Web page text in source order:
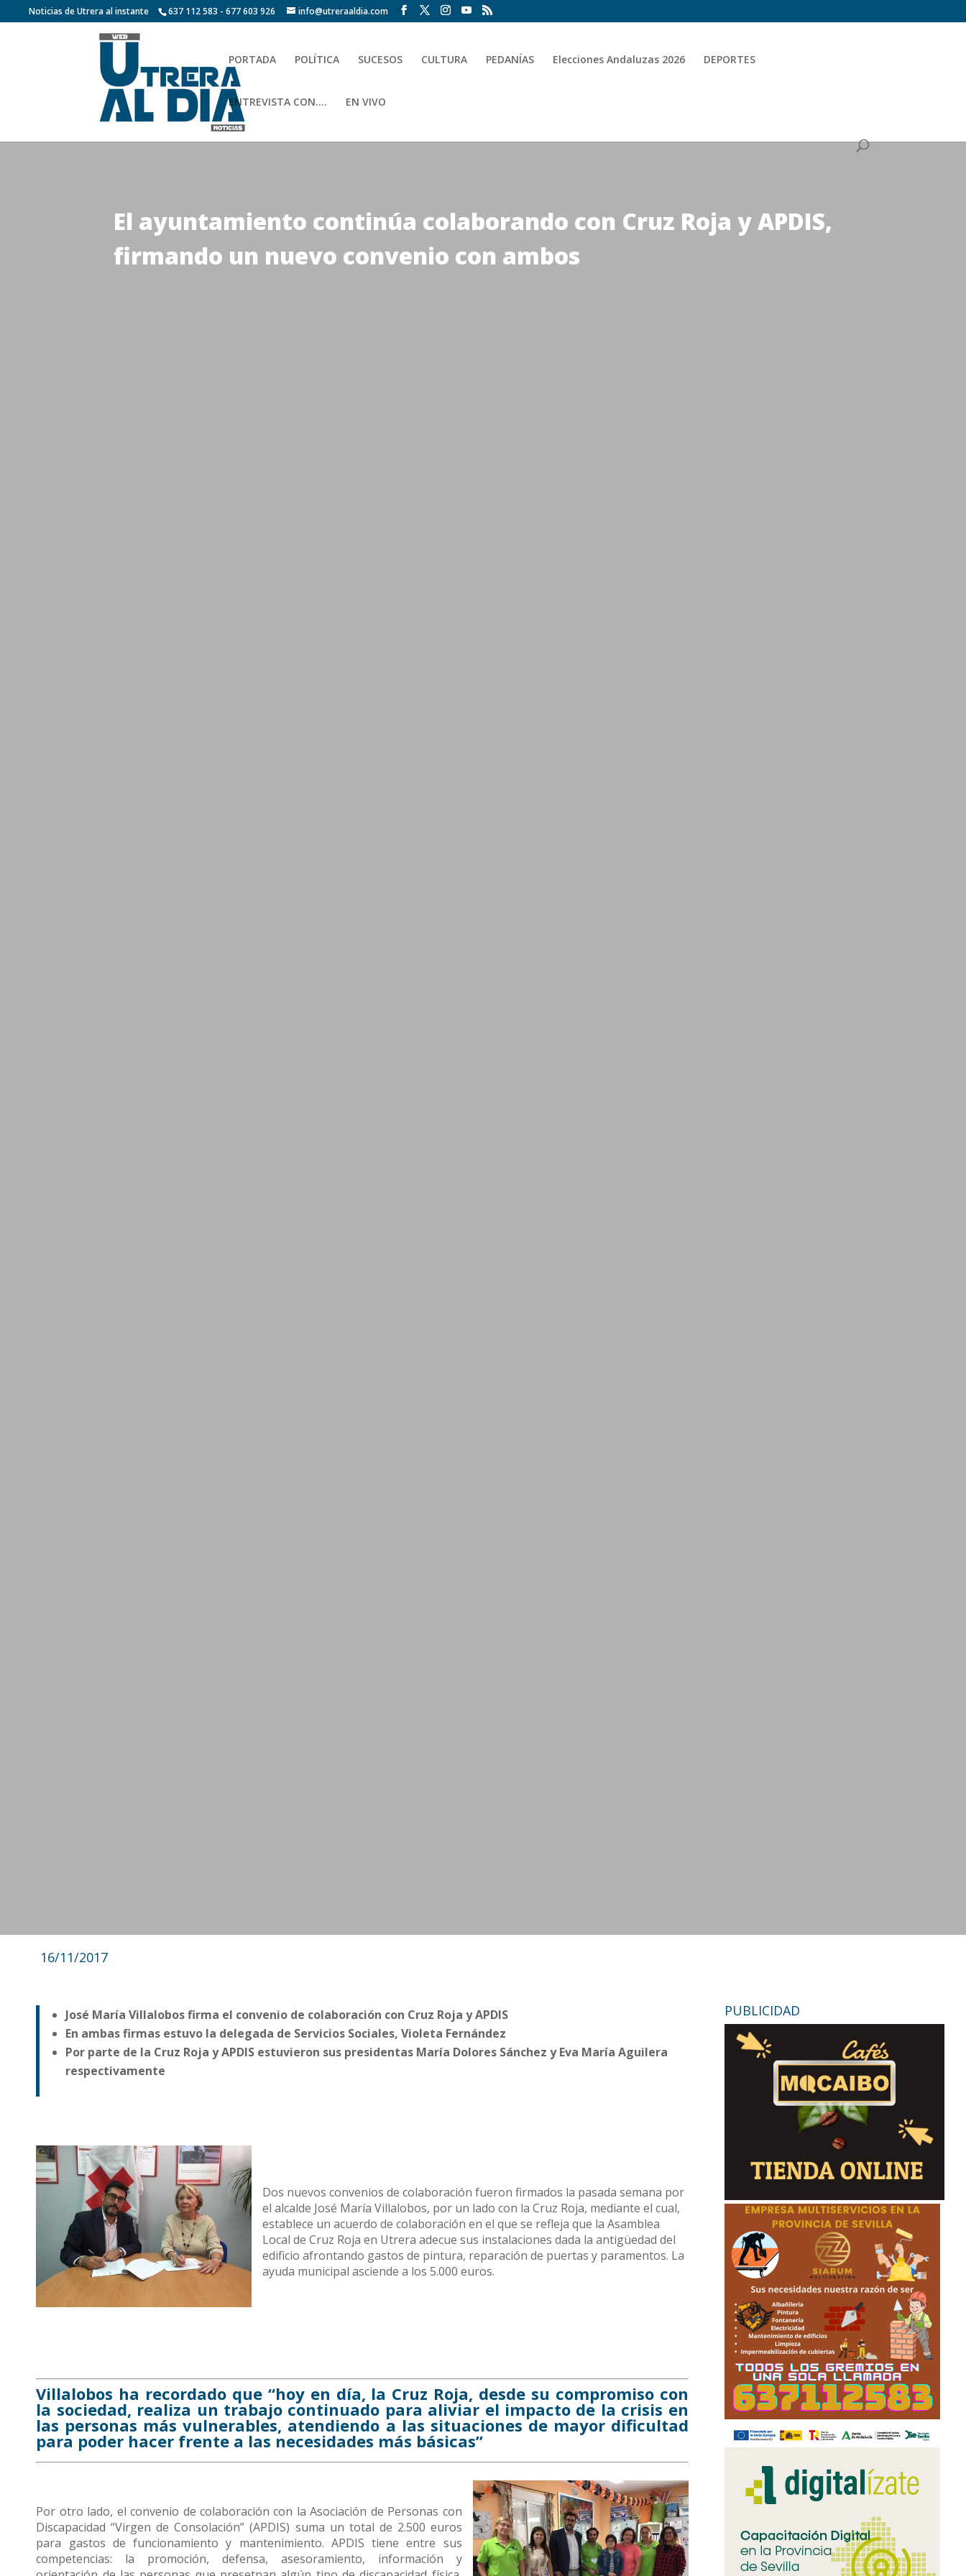
Noticias de Utrera al instante 637 112 583 - 677 603 926 info@utreraaldia.com
PORTADA POLÍTICA SUCESOS CULTURA PEDANÍAS Elecciones Andaluzas 2026 DEPORTES
ENTREVISTA CON…. EN VIVO
El ayuntamiento continúa colaborando con Cruz Roja y APDIS,
firmando un nuevo convenio con ambos
16/11/2017
José María Villalobos firma el convenio de colaboración con Cruz Roja y APDIS
En ambas firmas estuvo la delegada de Servicios Sociales, Violeta Fernández
Por parte de la Cruz Roja y APDIS estuvieron sus presidentas María Dolores Sánchez y Eva María Aguilera
respectivamente
Dos nuevos convenios de colaboración fueron firmados la pasada semana por
el alcalde José María Villalobos, por un lado con la Cruz Roja, mediante el cual,
establece un acuerdo de colaboración en el que se refleja que la Asamblea
Local de Cruz Roja en Utrera adecue sus instalaciones dada la antigüedad del
edificio afrontando gastos de pintura, reparación de puertas y paramentos. La
ayuda municipal asciende a los 5.000 euros.
Villalobos ha recordado que “hoy en día, la Cruz Roja, desde su compromiso con
la sociedad, realiza un trabajo continuado para aliviar el impacto de la crisis en
las personas más vulnerables, atendiendo a las situaciones de mayor dificultad
para poder hacer frente a las necesidades más básicas”
Por otro lado, el convenio de colaboración con la Asociación de Personas con
Discapacidad “Virgen de Consolación” (APDIS) suma un total de 2.500 euros
para gastos de funcionamiento y mantenimiento. APDIS tiene entre sus
competencias: la promoción, defensa, asesoramiento, información y
PUBLICIDAD